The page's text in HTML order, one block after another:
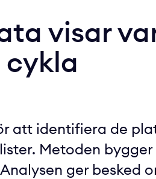
visar
att identifiera de
Metoden
ger besked